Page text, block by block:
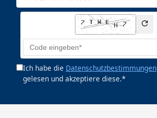
Ich habe die Datenschutzbestimmungen
gelesen und akzeptiere diese.*